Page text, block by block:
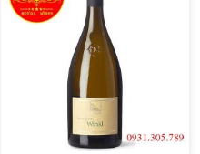
sản xuất tại đây: